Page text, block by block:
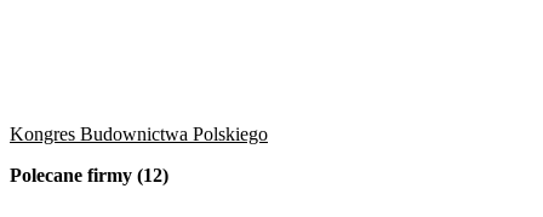
Kongres Budownictwa Polskiego
Polecane firmy (12)